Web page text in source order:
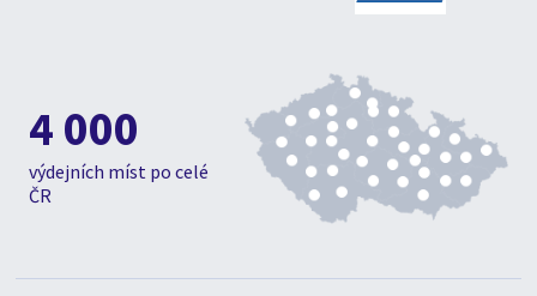
4 000
výdejních míst po celé
ČR